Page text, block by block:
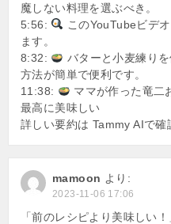
魔しない料理を選ぶべき。
5:56:
このYouTubeビデ
ます。
8:32:
バターと小麦練り
方法が簡単で便利です。
11:38:
ママが作った竜二
最高に美味しい
詳しい要約は Tammy AIで確
mamoon より:
2023-11-06 17:06
「前のレシピより美味しい